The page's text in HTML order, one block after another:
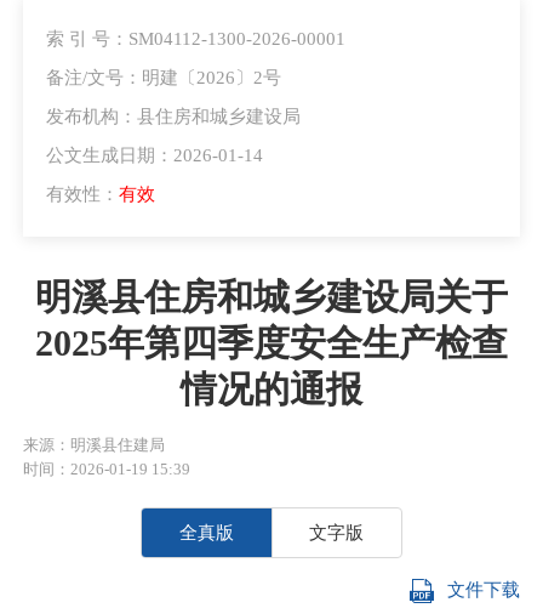
索 引 号：SM04112-1300-2026-00001
备注/文号：明建〔2026〕2号
发布机构：县住房和城乡建设局
公文生成日期：2026-01-14
有效性： 有效
明溪县住房和城乡建设局关于
2025年第四季度安全生产检查
情况的通报
来源：明溪县住建局
时间：2026-01-19 15:39
全真版 文字版
文件下载